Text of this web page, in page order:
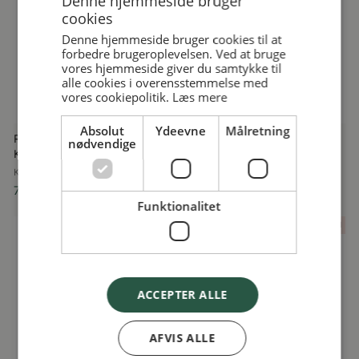
Rejsekuffert på Hjul, Kick it,
Konges Sløjd
KONGES SLØJD
799,95 kr
Teddy Rejsepude, Bunny,
KONGES SLØJD
299,95 kr
cookies
Denne hjemmeside bruger cookies til at
forbedre brugeroplevelsen. Ved at bruge
vores hjemmeside giver du samtykke til
alle cookies i overensstemmelse med
vores cookiepolitik. Læs mere
Absolut
nødvendige
Ydeevne Målretning
Funktionalitet
ACCEPTER ALLE
AFVIS ALLE